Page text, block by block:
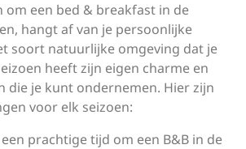
om een bed & breakfast in de
hangt af van je persoonlijke
soort natuurlijke omgeving dat je
heeft zijn eigen charme en
die je kunt ondernemen. Hier zijn
voor elk seizoen:
prachtige tijd om een B&B in de